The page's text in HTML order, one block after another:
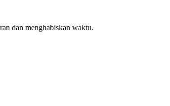
dan menghabiskan waktu.